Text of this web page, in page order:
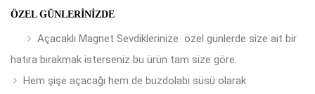
ÖZEL GÜNLERINIZDE
Açacaklı Magnet Sevdiklerinize özel günlerde size ait bir
hatıra bırakmak isterseniz bu ürün tam size göre.
Hem şişe açacağı hem de buzdolabı süsü olarak